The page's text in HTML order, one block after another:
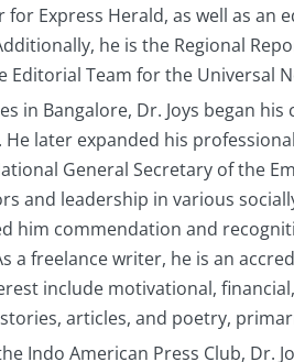
for Express Herald, as well as an
he is the Regional
Editorial Team for the Universal
in Bangalore, Dr. Joys began
later expanded his
General Secretary of the
and leadership in various
him commendation and
a freelance writer, he is an
include motivational,
articles, and poetry,
Indo American Press Club, Dr.